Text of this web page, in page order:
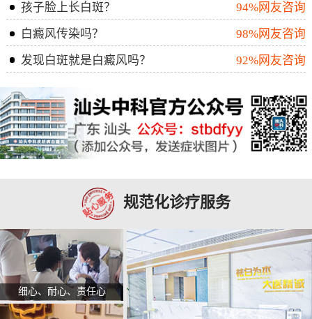
孩子脸上长白斑？
94%网友咨询
白癜风传染吗？
98%网友咨询
发现白斑就是白癜风吗？
92%网友咨询
规范化诊疗服务
细心、耐心、责任心